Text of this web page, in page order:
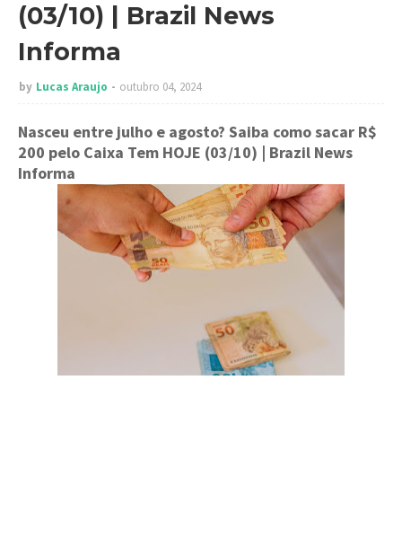
(03/10) | Brazil News
Informa
by Lucas Araujo outubro 04, 2024
Nasceu entre julho e agosto? Saiba como sacar R$
200 pelo Caixa Tem HOJE (03/10) | Brazil News
Informa